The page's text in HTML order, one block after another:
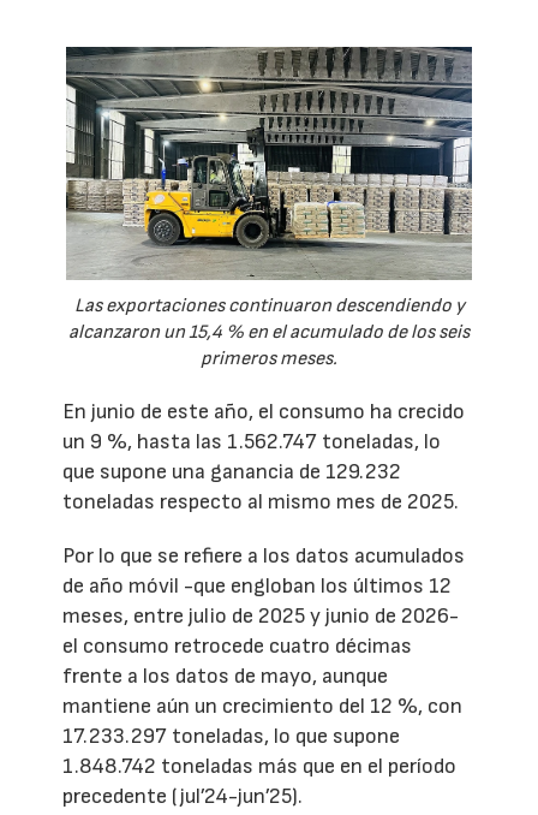
Las exportaciones continuaron descendiendo y
alcanzaron un 15,4 % en el acumulado de los seis
primeros meses.
En junio de este año, el consumo ha crecido
un 9 %, hasta las 1.562.747 toneladas, lo
que supone una ganancia de 129.232
toneladas respecto al mismo mes de 2025.
Por lo que se refiere a los datos acumulados
de año móvil -que engloban los últimos 12
meses, entre julio de 2025 y junio de 2026-
el consumo retrocede cuatro décimas
frente a los datos de mayo, aunque
mantiene aún un crecimiento del 12 %, con
17.233.297 toneladas, lo que supone
1.848.742 toneladas más que en el período
precedente (jul’24-jun’25).